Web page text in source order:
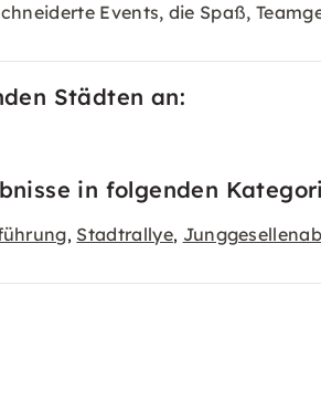
Events, die Spaß,
Städten an:
in folgenden
, Stadtrallye,